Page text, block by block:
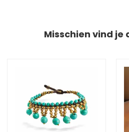
Misschien vind je